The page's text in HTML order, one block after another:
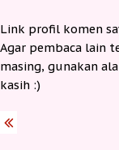
Link profil komen
Agar pembaca lain
masing, gunakan
kasih :)